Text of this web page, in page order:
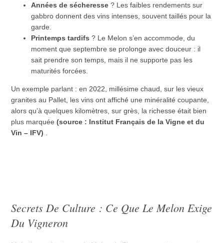
Années de sécheresse ? Les faibles rendements sur
gabbro donnent des vins intenses, souvent taillés pour la
garde.
Printemps tardifs ? Le Melon s’en accommode, du
moment que septembre se prolonge avec douceur : il
sait prendre son temps, mais il ne supporte pas les
maturités forcées.
Un exemple parlant : en 2022, millésime chaud, sur les vieux
granites au Pallet, les vins ont affiché une minéralité coupante,
alors qu’à quelques kilomètres, sur grès, la richesse était bien
plus marquée(source : Institut Français de la Vigne et du
Vin – IFV)
Secrets De Culture : Ce Que Le Melon Exige
Du Vigneron